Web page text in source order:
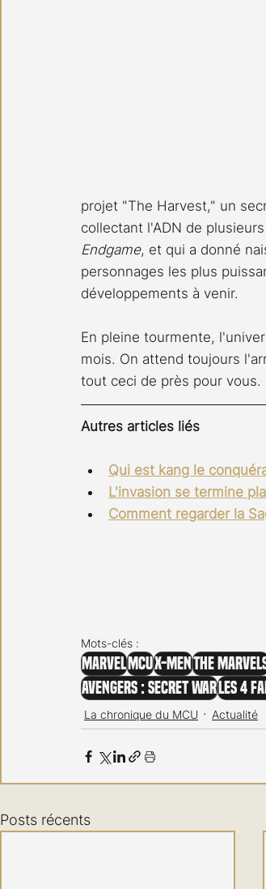
projet "The Harvest," un
collectant l'ADN de
Endgame, et qui a donné
personnages les plus
développements à venir.
En pleine tourmente,
mois. On attend toujours
tout ceci de près pour vous.
Autres articles liés
Qui est kang le
L'invasion se termine
Comment regarder la
Mots-clés :
MarvelMCUX-MenThe
Avengers : Secret War Les 4
La chronique du MCU Actualité
Posts récents